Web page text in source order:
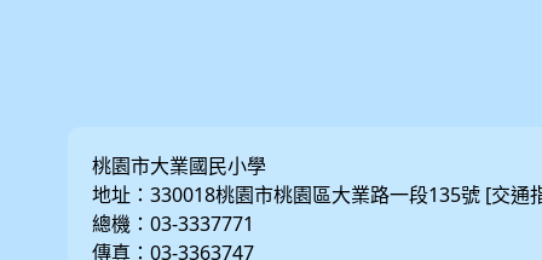
桃園市大業國民小學
地址：330018桃園市桃園區大業路一段135號 [交通
總機：03-3337771
傳真：03-3363747